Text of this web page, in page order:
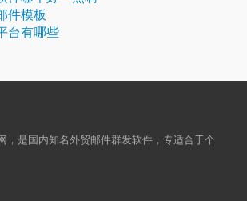
件模板
台有哪些
，是国内知名外贸邮件群发软件，专适合于个